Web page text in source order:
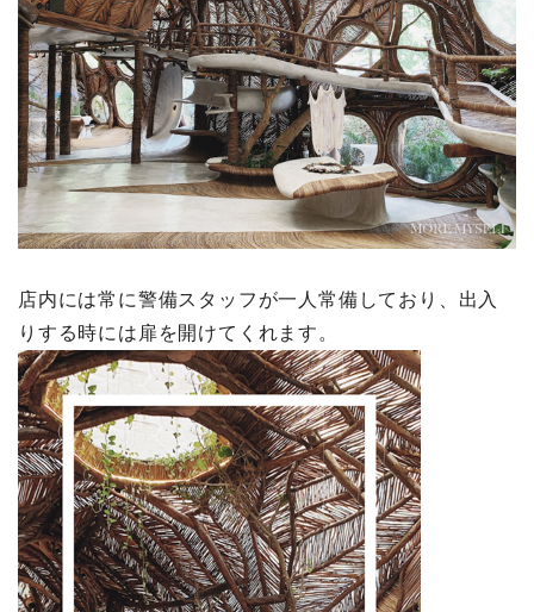
店内には常に警備スタッフが一人常備しており、出入
りする時には扉を開けてくれます。